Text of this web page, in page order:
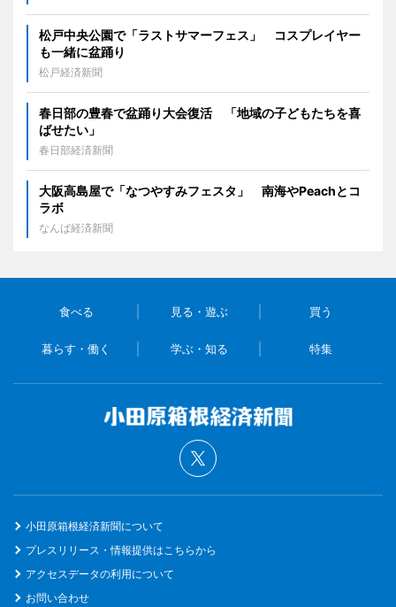
松戸中央公園で「ラストサマーフェス」 コスプレイヤー
も一緒に盆踊り
松戸経済新聞
春日部の豊春で盆踊り大会復活 「地域の子どもたちを喜
ばせたい」
春日部経済新聞
大阪高島屋で「なつやすみフェスタ」 南海やPeachとコ
ラボ
なんば経済新聞
食べる 見る・遊ぶ 買う
暮らす・働く 学ぶ・知る 特集
小田原箱根経済新聞について
プレスリリース・情報提供はこちらから
アクセスデータの利用について
お問い合わせ